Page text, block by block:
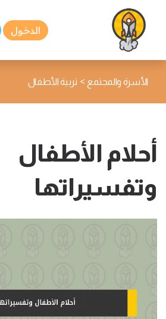
الدخول
الأسرة والمجتمع > تربية الأطفال
أحلام الأطفال
وتفسيراتها